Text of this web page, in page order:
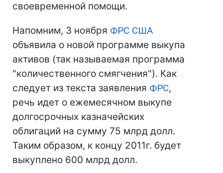
своевременной помощи.
Напомним, 3 ноября ФРС США
объявила о новой программе выкупа
активов (так называемая программа
"количественного смягчения"). Как
следует из текста заявления ФРС,
речь идет о ежемесячном выкупе
долгосрочных казначейских
облигаций на сумму 75 млрд долл.
Таким образом, к концу 2011г. будет
выкуплено 600 млрд долл.